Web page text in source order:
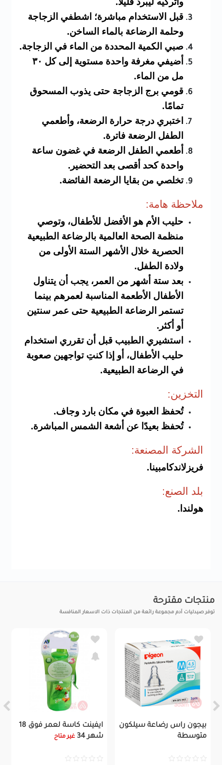
قبل الاستخدام مباشرة؛ اشطفي الزجاجة
وحلمة الرضاعة بالماء الساخن.
صبي الكمية المحددة من الماء في الزجاجة.
أضيفي مغرفة واحدة مستوية إلى كل ٣٠
مل من الماء.
قومي برج الزجاجة حتى يذوب المسحوق
تمامًا.
اختبري درجة حرارة الرضعة، وأطعمي
الطفل الرضعة فاترة.
أطعمي الطفل الرضعة في غضون ساعة
واحدة كحد أقصى بعد التحضير.
تخلصي من بقايا الرضعة الفائضة.
ملاحظة هامة:
حليب الأم هو الأفضل للأطفال، وتوصي
منظمة الصحة العالمية بالرضاعة الطبيعية
الحصرية خلال الأشهر الستة الأولى من
ولادة الطفل.
بعد ستة أشهر من العمر، يجب أن يتناول
الأطفال الأطعمة المناسبة لعمرهم بينما
تستمر الرضاعة الطبيعية حتى عمر سنتين
أو أكثر.
استشيري الطبيب قبل أن تقرري استخدام
حليب الأطفال، أو إذا كنتِ تواجهين صعوبة
في الرضاعة الطبيعية.
التخز ين:
تُحفظ العبوة في مكان بارد وجاف.
تُحفظ بعيدًا عن أشعة الشمس المباشرة.
الشركة المصنعة:
فريزلاندكامبينا.
بلد الصنع:
هولندا.
منتجات مقترحة
توفر صيدليات آدم مجموعة رائعة من المنتجات ذات الاسعار المنافسة
بيجون راس رضاعة سيلكون
متوسطة
ايفينت كاسة لعمر فوق 18
شهر 34
غير متاح